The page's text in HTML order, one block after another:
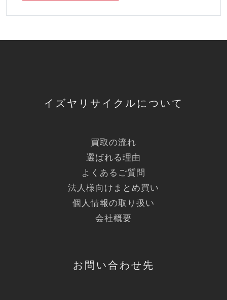
イズヤリサイクルについて
買取の流れ
選ばれる理由
よくあるご質問
法人様向けまとめ買い
個人情報の取り扱い
会社概要
お問い合わせ先